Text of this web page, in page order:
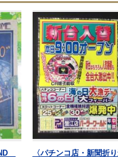
〈パチンコ店・新聞折